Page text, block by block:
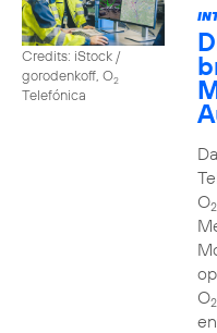
Credits: iStock /
gorodenkoff, O2
Telefónica
O2
O2